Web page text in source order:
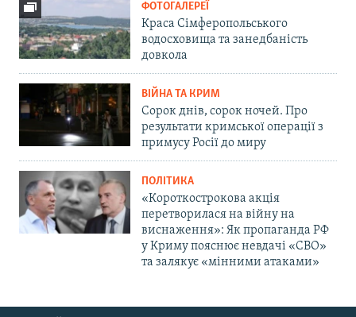
ФОТОГАЛЕРЕЇ
Краса Сімферопольського
водосховища та занедбаність
довкола
ВІЙНА ТА КРИМ
Сорок днів, сорок ночей. Про
результати кримської операції з
примусу Росії до миру
ПОЛІТИКА
«Короткострокова акція
перетворилася на війну на
виснаження»: Як пропаганда РФ
у Криму пояснює невдачі «СВО»
та залякує «мінними атаками»